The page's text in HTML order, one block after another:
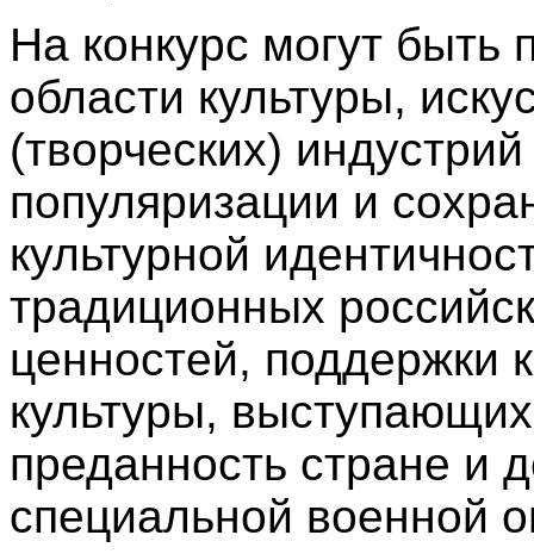
На конкурс могут быть
области культуры,
(творческих)
популяризации и
культурной
традиционных
ценностей, поддержки
культуры,
преданность стране и
специальной военной